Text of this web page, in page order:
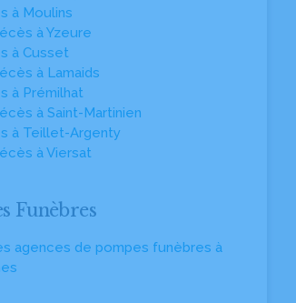
à Moulins
à Yzeure
à Cusset
à Lamaids
à Prémilhat
à Saint-Martinien
à Teillet-Argenty
à Viersat
Funèbres
agences de pompes funèbres à